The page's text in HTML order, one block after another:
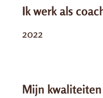
Ik werk als
2022
Mijn